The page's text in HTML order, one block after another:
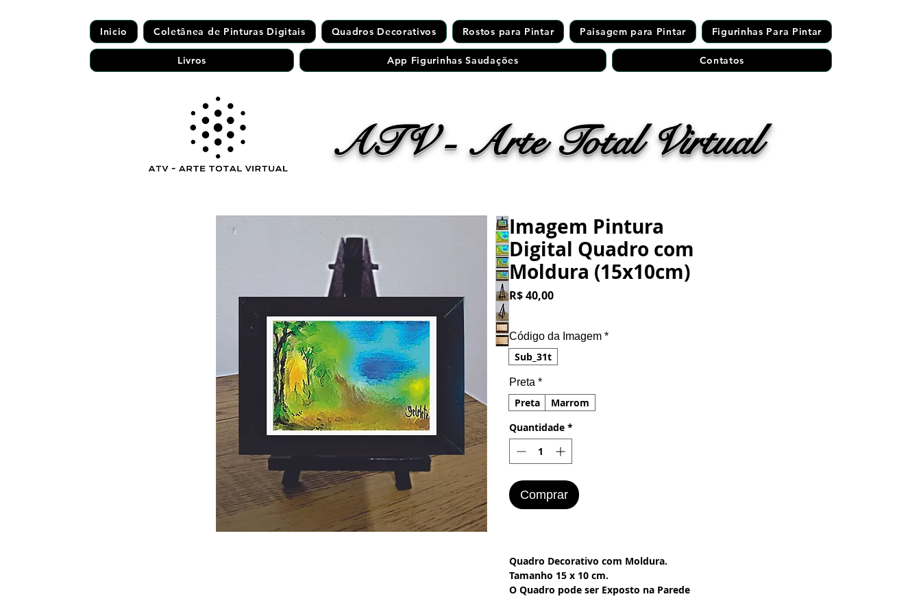
Inicio Coletânea de Pinturas Digitais Quadros Decorativos Rostos para Pintar Paisagem para Pintar Figurinhas Para Pintar
Livros App Figurinhas Saudações Contatos
ATV - Arte Total Virtual
Imagem Pintura
Digital Quadro com
Moldura (15x10cm)
R$ 40,00Preço
Código da Imagem *
Sub_31t
Preta *
Preta
Marrom
Quantidade *
Comprar
Quadro Decorativo com Moldura.
Tamanho 15 x 10 cm.
O Quadro pode ser Exposto na Parede